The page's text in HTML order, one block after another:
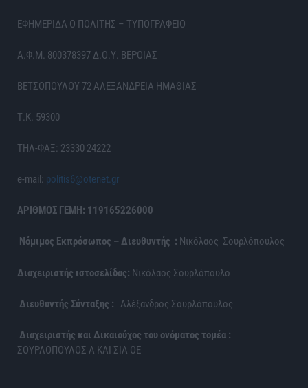
ΕΦΗΜΕΡΙΔΑ Ο ΠΟΛΙΤΗΣ – ΤΥΠΟΓΡΑΦΕΙΟ
Α.Φ.Μ. 800378397 Δ.Ο.Υ. ΒΕΡΟΙΑΣ
ΒΕΤΣΟΠΟΥΛΟΥ 72 ΑΛΕΞΑΝΔΡΕΙΑ ΗΜΑΘΙΑΣ
Τ.Κ. 59300
ΤΗΛ-ΦΑΞ: 23330 24222
e-mail: politis6@otenet.gr
ΑΡΙΘΜΟΣ ΓΕΜΗ: 119165226000
Νόμιμος Εκπρόσωπος – Διευθυντής : Νικόλαος Σουρλόπουλος
Διαχειριστής ιστοσελίδας: Νικόλαος Σουρλόπουλο
Διευθυντής Σύνταξης : Αλέξανδρος Σουρλόπουλος
Διαχειριστής και Δικαιούχος του ονόματος τομέα :
ΣΟΥΡΛΟΠΟΥΛΟΣ Α ΚΑΙ ΣΙΑ ΟΕ